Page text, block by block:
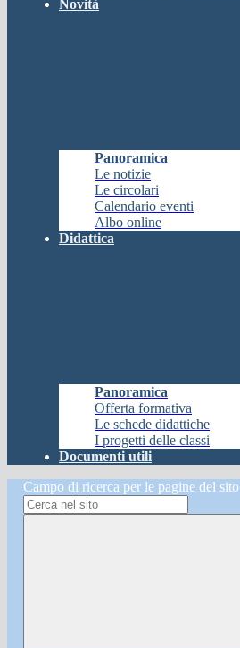
Novità
Panoramica
Le notizie
Le circolari
Calendario eventi
Albo online
Didattica
Panoramica
Offerta formativa
Le schede didattiche
I progetti delle classi
Documenti utili
Campo di ricerca per le pagine del sito